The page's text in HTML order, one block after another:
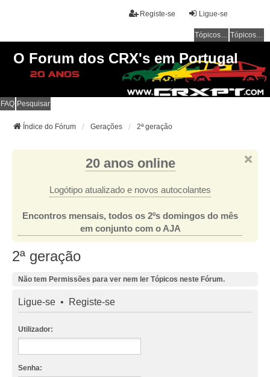
Ligue-se
Registe-se
Tópicos sem resposta Tópicos ativos
O Forum dos CRX's em Portugal
FAQ Pesquisar
Índice do Fórum Gerações 2ª geração
20 anos online
Logótipo atualizado e novos autocolantes
Encontros mensais, todos os 2ºs domingos do mês
em conjunto com o AJA
2ª geração
Não tem Permissões para ver nem ler Tópicos neste Fórum.
Ligue-se • Registe-se
Utilizador:
Senha: